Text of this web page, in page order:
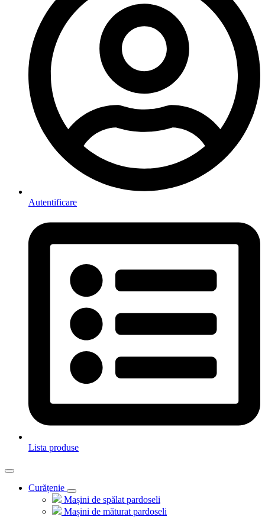
Autentificare
Lista produse
Curățenie
Mașini de spălat pardoseli
Mașini de măturat pardoseli